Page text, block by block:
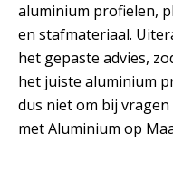
aluminium profielen,
en stafmateriaal.
het gepaste advies,
het juiste aluminium
dus niet om bij
met Aluminium op